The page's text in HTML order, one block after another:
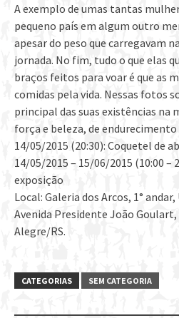
A exemplo de umas tantas
pequeno país em algum outro
apesar do peso que carregavam
jornada. No fim, tudo o que elas
braços feitos para voar é que as
comidas pela vida. Nessas fotos
principal das suas existências na
força e beleza, de endurecimento
14/05/2015 (20:30): Coquetel de
14/05/2015 – 15/06/2015 (10:00 –
exposição
Local: Galeria dos Arcos, 1°
Avenida Presidente João
Alegre/RS.
CATEGORIAS SEM CATEGORIA